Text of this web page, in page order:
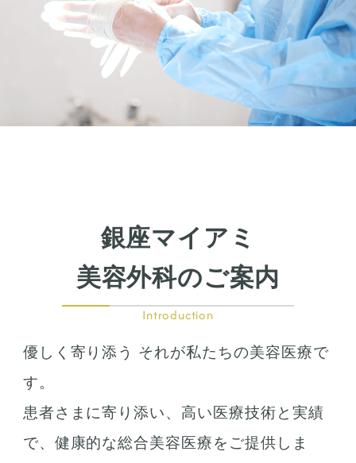
銀座マイアミ
美容外科のご案内
Introduction
優しく寄り添う それが私たちの美容医療で
す。
患者さまに寄り添い、高い医療技術と実績
で、健康的な総合美容医療をご提供しま